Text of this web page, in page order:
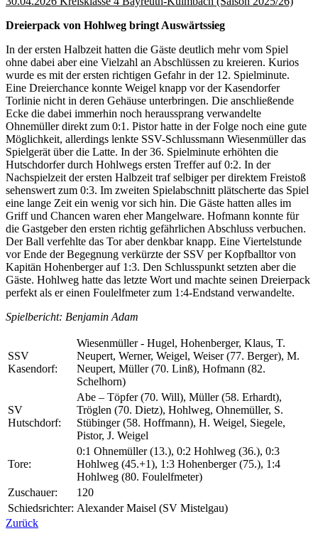
Dreierpack von Hohlweg bringt Auswärtssieg
In der ersten Halbzeit hatten die Gäste deutlich mehr vom Spiel
ohne dabei aber eine Vielzahl an Abschlüssen zu kreieren. Kurios
wurde es mit der ersten richtigen Gefahr in der 12. Spielminute.
Eine Dreierchance konnte Weigel knapp vor der Kasendorfer
Torlinie nicht in deren Gehäuse unterbringen. Die anschließende
Ecke die dabei immerhin noch heraussprang verwandelte
Ohnemüller direkt zum 0:1. Pistor hatte in der Folge noch eine gute
Möglichkeit, allerdings lenkte SSV-Schlussmann Wiesenmüller das
Spielgerät über die Latte. In der 36. Spielminute erhöhten die
Hutschdorfer durch Hohlwegs ersten Treffer auf 0:2. In der
Nachspielzeit der ersten Halbzeit traf selbiger per direktem Freistoß
sehenswert zum 0:3. Im zweiten Spielabschnitt plätscherte das Spiel
eine lange Zeit ein wenig vor sich hin. Die Gäste hatten alles im
Griff und Chancen waren eher Mangelware. Hofmann konnte für
die Gastgeber den ersten richtig gefährlichen Abschluss verbuchen.
Der Ball verfehlte das Tor aber denkbar knapp. Eine Viertelstunde
vor Ende der Begegnung verkürzte der SSV per Kopfballtor von
Kapitän Hohenberger auf 1:3. Den Schlusspunkt setzten aber die
Gäste. Hohlweg hatte das letzte Wort und machte seinen Dreierpack
perfekt als er einen Foulelfmeter zum 1:4-Endstand verwandelte.
Spielbericht: Benjamin Adam
SSV
Kasendorf:
Wiesenmüller - Hugel, Hohenberger, Klaus, T.
Neupert, Werner, Weigel, Weiser (77. Berger), M.
Neupert, Müller (70. Linß), Hofmann (82.
Schelhorn)
SV
Hutschdorf:
Abe – Töpfer (70. Will), Müller (58. Erhardt),
Tröglen (70. Dietz), Hohlweg, Ohnemüller, S.
Stübinger (58. Hoffmann), H. Weigel, Siegele,
Pistor, J. Weigel
Tore:
0:1 Ohnemüller (13.), 0:2 Hohlweg (36.), 0:3
Hohlweg (45.+1), 1:3 Hohenberger (75.), 1:4
Hohlweg (80. Foulelfmeter)
Zuschauer:
120
Schiedsrichter: Alexander Maisel (SV Mistelgau)
Zurück